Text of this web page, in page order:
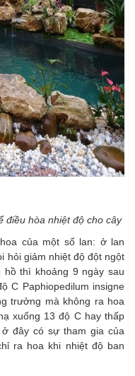
điều hòa nhiệt độ cho cây
của một số lan: ở lan
hỏi giảm nhiệt độ đột ngột
thì khoảng 9 ngày sau
C Paphiopedilum insigne
trưởng mà không ra hoa
xuống 13 độ C hay thấp
đây có sự tham gia của
ra hoa khi nhiệt độ ban